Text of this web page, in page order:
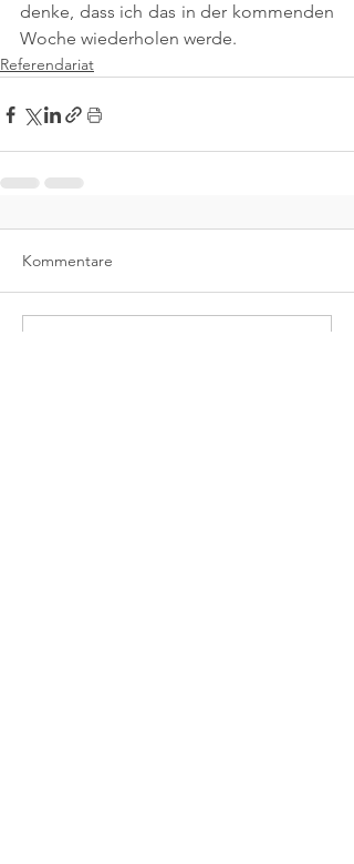
denke, dass ich das in der kommenden
Woche wiederholen werde.
Referendariat
Kommentare